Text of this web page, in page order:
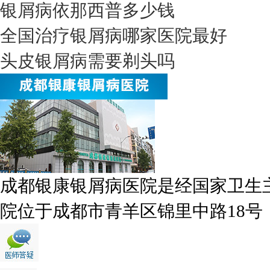
银屑病依那西普多少钱
全国治疗银屑病哪家医院最好
头皮银屑病需要剃头吗
成都银康银屑病医院是经国家卫
院位于成都市青羊区锦里中路18